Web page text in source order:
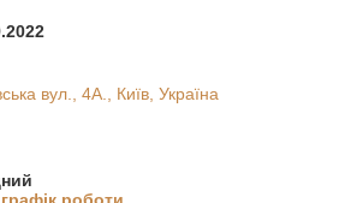
спеціалізується на
пневмо-підвіску, запропонуємо
підвіски ( комп’ютерна /
вул., 4А., Київ, Україна